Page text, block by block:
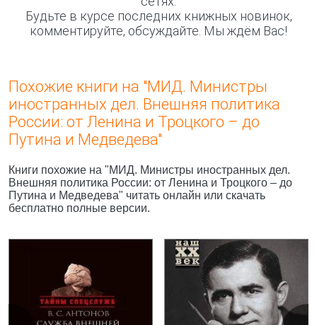
Будьте в курсе последних книжных новинок,
комментируйте, обсуждайте. Мы ждём Вас!
Похожие книги на "МИД. Министры
иностранных дел. Внешняя политика
России: от Ленина и Троцкого – до
Путина и Медведева"
Книги похожие на "МИД. Министры иностранных дел.
Внешняя политика России: от Ленина и Троцкого – до
Путина и Медведева" читать онлайн или скачать
бесплатно полные версии.